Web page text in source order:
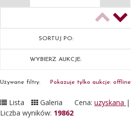
SORTUJ PO:
WYBIERZ AUKCJE:
Używane filtry: Pokazuje tylko aukcje: offline
Lista Galeria Cena: uzyskana |
Liczba wyników: 19862